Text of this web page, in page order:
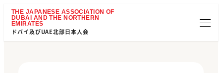
ドバイ及びUAE北部日本人会